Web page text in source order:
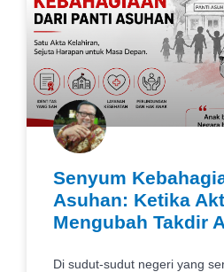
Senyum
Asuhan: Ketika
Mengubah Takdir
Di sudut-sudut negeri yang